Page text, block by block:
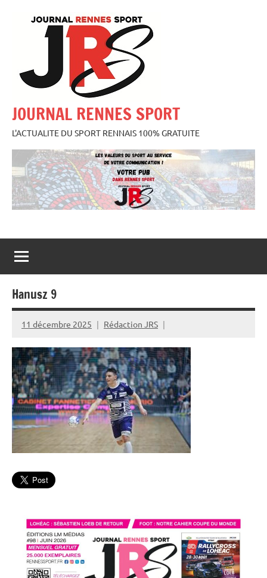
JOURNAL RENNES SPORT
L'ACTUALITE DU SPORT RENNAIS 100% GRATUITE
Hanusz 9
11 décembre 2025 Rédaction JRS